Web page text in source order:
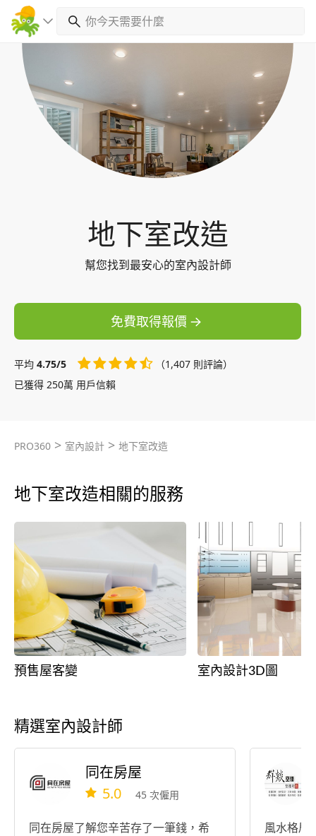
地下室改造
幫您找到最安心的室內設計師
免費取得報價
平均 4.75/5
（1,407 則評論）
已獲得 250萬 用戶信賴
PRO360 > 室內設計 > 地下室改造
地下室改造相關的服務
預售屋客變 室內設計3D圖
精選室內設計師
同在房屋
5.0 45 次僱用
同在房屋了解您辛苦存了一筆錢，希
風水格局